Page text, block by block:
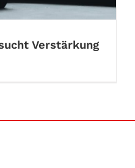
Verstärkung